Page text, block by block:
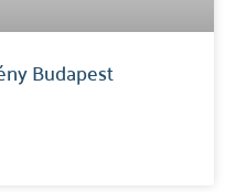
Budapest